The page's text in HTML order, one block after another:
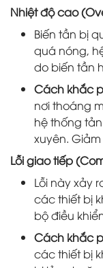
Nhiệt độ cao
Biến tần bị
quá nóng,
do biến tần
Cách khắc
nơi thoáng
hệ thống
xuyên.
Lỗi giao tiếp
Lỗi này xảy
các thiết bị
bộ điều
Cách khắc
các thiết bị